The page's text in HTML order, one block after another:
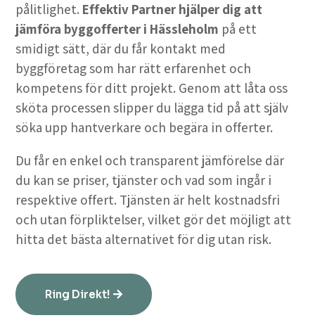
pålitlighet. Effektiv Partner hjälper dig att
jämföra byggofferter i Hässleholm på ett
smidigt sätt, där du får kontakt med
byggföretag som har rätt erfarenhet och
kompetens för ditt projekt. Genom att låta oss
sköta processen slipper du lägga tid på att själv
söka upp hantverkare och begära in offerter.
Du får en enkel och transparent jämförelse där
du kan se priser, tjänster och vad som ingår i
respektive offert. Tjänsten är helt kostnadsfri
och utan förpliktelser, vilket gör det möjligt att
hitta det bästa alternativet för dig utan risk.
Ring Direkt!